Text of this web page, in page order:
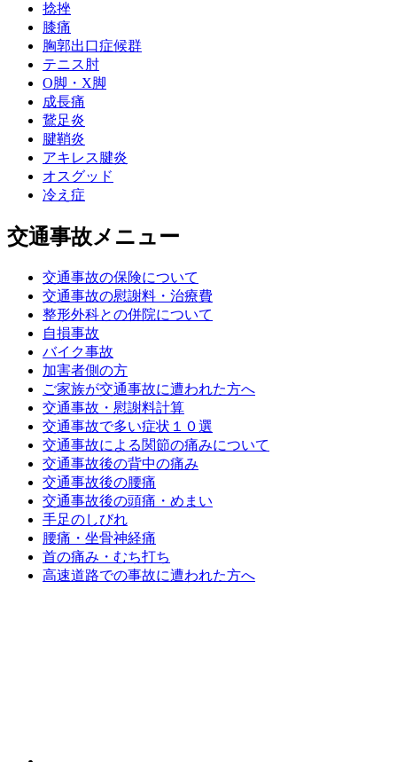
捻挫
膝痛
胸郭出口症候群
テニス肘
О脚・X脚
成長痛
鵞足炎
腱鞘炎
アキレス腱炎
オスグッド
冷え症
交通事故メニュー
交通事故の保険について
交通事故の慰謝料・治療費
整形外科との併院について
自損事故
バイク事故
加害者側の方
ご家族が交通事故に遭われた方へ
交通事故・慰謝料計算
交通事故で多い症状１０選
交通事故による関節の痛みについて
交通事故後の背中の痛み
交通事故後の腰痛
交通事故後の頭痛・めまい
手足のしびれ
腰痛・坐骨神経痛
首の痛み・むち打ち
高速道路での事故に遭われた方へ